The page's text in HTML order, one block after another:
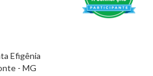
Efigênia
- MG